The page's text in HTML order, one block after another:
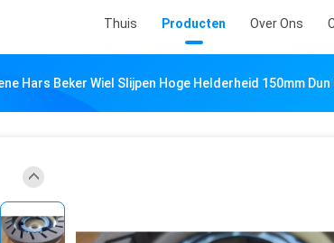
Thuis Producten Over Ons
Hars Beker Wiel Slijpen Hoge Helderheid 150mm